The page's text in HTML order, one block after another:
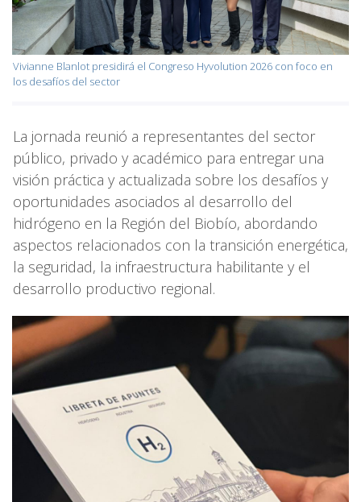
Vivianne Blanlot presidirá el Congreso Hyvolution 2026 con foco en
los desafíos del sector
La jornada reunió a representantes del sector
público, privado y académico para entregar una
visión práctica y actualizada sobre los desafíos y
oportunidades asociados al desarrollo del
hidrógeno en la Región del Biobío, abordando
aspectos relacionados con la transición energética,
la seguridad, la infraestructura habilitante y el
desarrollo productivo regional.